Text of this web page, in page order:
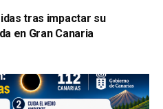
tras impactar su
en Gran Canaria